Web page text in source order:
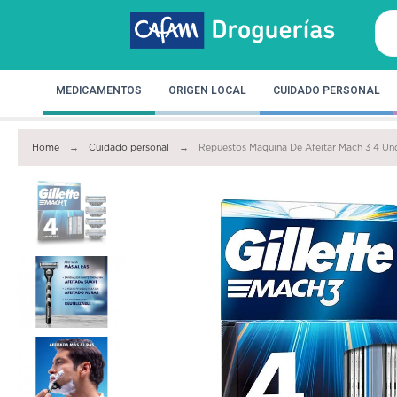
MEDICAMENTOS ORIGEN LOCAL CUIDADO PERSONAL
Home Cuidado personal Repuestos Maquina De Afeitar Mach 3 4